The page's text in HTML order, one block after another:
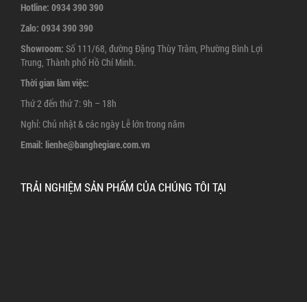
Hotline: 0934 390 390
Zalo: 0934 390 390
Showroom: Số 111/68, đường Đặng Thùy Trâm, Phường Bình Lợi
Trung, Thành phố Hồ Chí Minh.
Thời gian làm việc:
Thứ 2 đến thứ 7: 9h – 18h
Nghỉ: Chủ nhật & các ngày Lễ lớn trong năm
Email: lienhe@banghegiare.com.vn
TRẢI NGHIỆM SẢN PHẨM CỦA CHÚNG TÔI TẠI